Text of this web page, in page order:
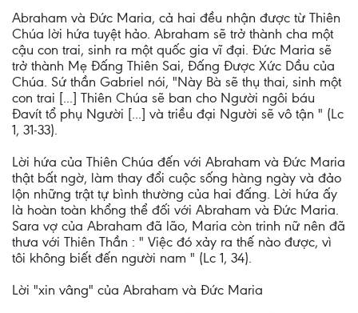
Abraham và Đức Maria, cả hai đều nhận được từ Thiên
Chúa lời hứa tuyệt hảo. Abraham sẽ trở thành cha một
cậu con trai, sinh ra một quốc gia vĩ đại. Đức Maria sẽ
trở thành Mẹ Đấng Thiên Sai, Đấng Được Xức Dầu của
Chúa. Sứ thần Gabriel nói, "Này Bà sẽ thụ thai, sinh một
con trai [...] Thiên Chúa sẽ ban cho Người ngôi báu
Đavít tổ phụ Người [...] và triều đại Người sẽ vô tận " (Lc
1, 31-33).
Lời hứa của Thiên Chúa đến với Abraham và Đức Maria
thật bất ngờ, làm thay đổi cuộc sống hàng ngày và đảo
lộn những trật tự bình thường của hai đấng. Lời hứa ấy
là hoàn toàn khổng thể đối với Abraham và Đức Maria.
Sara vợ của Abraham đã lão, Maria còn trinh nữ nên đã
thưa với Thiên Thần : " Việc đó xảy ra thế nào được, vì
tôi không biết đến người nam " (Lc 1, 34).
Lời "xin vâng" của Abraham và Đức Maria